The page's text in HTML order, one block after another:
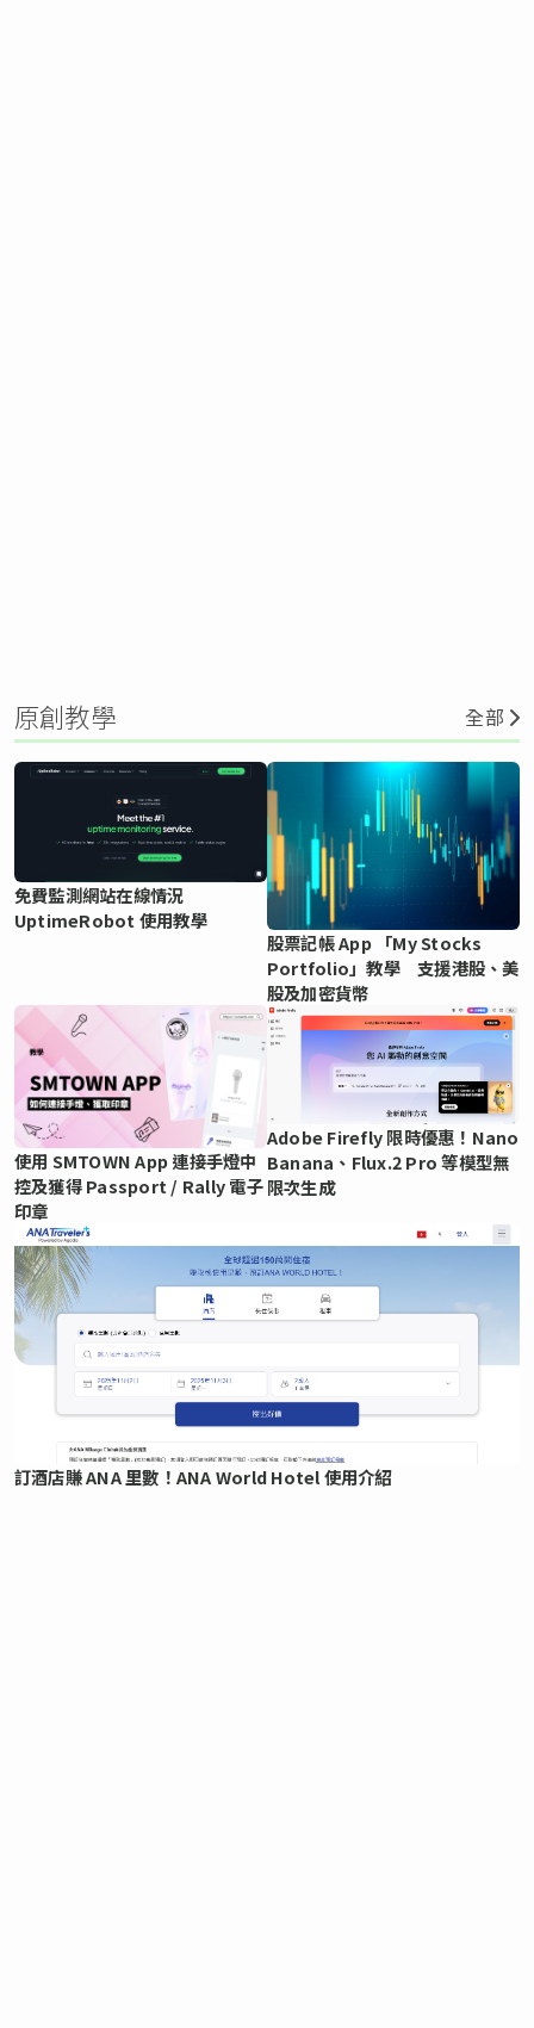
原創教學 全部
免費監測網站在線情況
UptimeRobot 使用教學
股票記帳 App 「My Stocks
Portfolio」教學 支援港股、美
股及加密貨幣
使用 SMTOWN App 連接手燈中
控及獲得 Passport / Rally 電子
印章
Adobe Firefly 限時優惠！Nano
Banana、Flux.2 Pro 等模型無
限次生成
訂酒店賺 ANA 里數！ANA World Hotel 使用介紹